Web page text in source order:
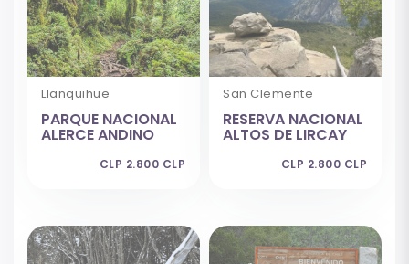
Llanquihue
PARQUE NACIONAL
ALERCE ANDINO
CLP 2.800 CLP
San Clemente
RESERVA NACIONAL
ALTOS DE LIRCAY
CLP 2.800 CLP